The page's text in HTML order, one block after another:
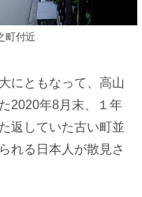
町付近
にともなって、高山
2020年8月末、１年
返していた古い町並
れる日本人が散見さ